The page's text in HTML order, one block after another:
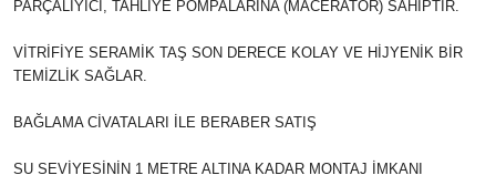
PARÇALIYICI, TAHLİYE POMPALARINA (MACERATOR) SAHİPTİR.
VİTRİFİYE SERAMİK TAŞ SON DERECE KOLAY VE HİJYENİK BİR
TEMİZLİK SAĞLAR.
BAĞLAMA CİVATALARI İLE BERABER SATIŞ
SU SEVİYESİNİN 1 METRE ALTINA KADAR MONTAJ İMKANI